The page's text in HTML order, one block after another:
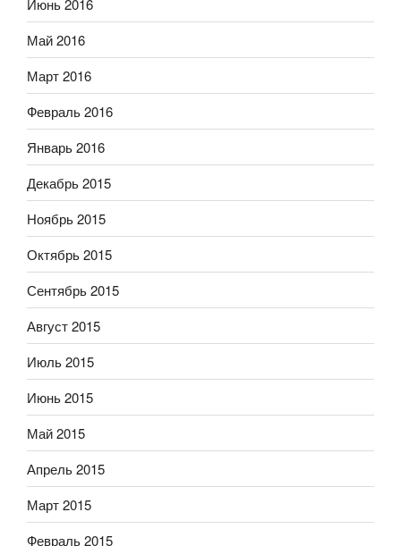
Июнь 2016
Май 2016
Март 2016
Февраль 2016
Январь 2016
Декабрь 2015
Ноябрь 2015
Октябрь 2015
Сентябрь 2015
Август 2015
Июль 2015
Июнь 2015
Май 2015
Апрель 2015
Март 2015
Февраль 2015